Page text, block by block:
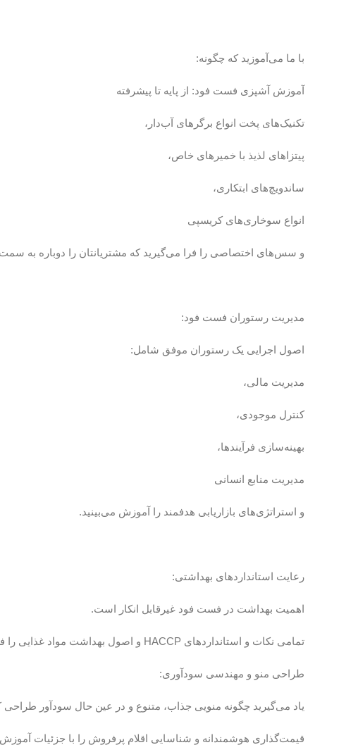
با ما می‌آموزید که چگونه:
آموزش آشپزی فست فود: از پایه تا پیشرفته
تکنیک‌های پخت انواع برگرهای آب‌دار،
پیتزاهای لذیذ با خمیرهای خاص،
ساندویچ‌های ابتکاری،
انواع سوخاری‌های کریسپی
و سس‌های اختصاصی را فرا می‌گیرید که مشتریانتان را دوباره به
مدیریت رستوران فست فود:
اصول اجرایی یک رستوران موفق شامل:
مدیریت مالی،
کنترل موجودی،
بهینه‌سازی فرآیندها،
مدیریت منابع انسانی
و استراتژی‌های بازاریابی هدفمند را آموزش می‌بینید.
رعایت استانداردهای بهداشتی:
اهمیت بهداشت در فست فود غیرقابل انکار است.
تمامی نکات و استانداردهای HACCP و اصول بهداشت مواد غذایی را فرا خواهید گرفت تا مشتریانتان با اطمینان خاطر از غذای شما لذت ببرند.
طراحی منو و مهندسی سودآوری:
یاد می‌گیرید چگونه منویی جذاب، متنوع و در عین حال سودآور طراحی
قیمت‌گذاری هوشمندانه و شناسایی اقلام پرفروش را با جزئیات آموزش